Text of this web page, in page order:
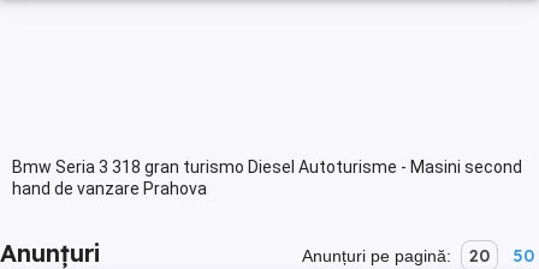
Bmw Seria 3 318 gran turismo Diesel Autoturisme - Masini second
hand de vanzare Prahova
Anunțuri Anunțuri pe pagină: 20 50